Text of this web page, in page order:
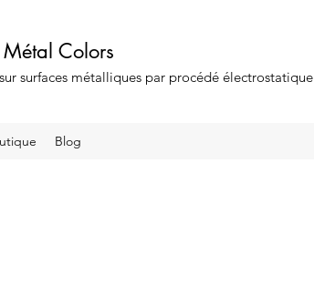
Métal Colors
surfaces métalliques par procédé électrostatique
Blog